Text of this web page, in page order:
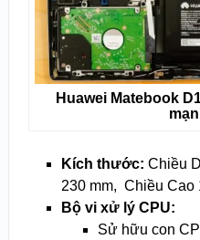
Huawei Matebook
Kích thước: Chiều
230 mm, Chiều Cao
Bộ vi xử lý CPU:
Sử hữu con